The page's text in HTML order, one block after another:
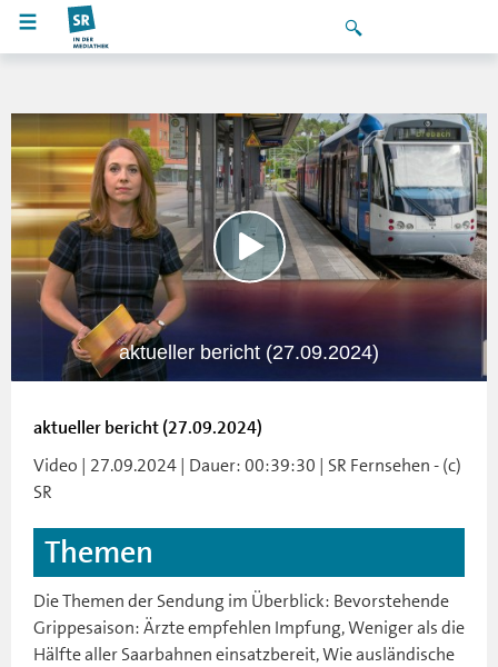
aktueller bericht (27.09.2024)
aktueller bericht (27.09.2024)
Video | 27.09.2024 | Dauer: 00:39:30 | SR Fernsehen - (c)
SR
Themen
Die Themen der Sendung im Überblick: Bevorstehende
Grippesaison: Ärzte empfehlen Impfung, Weniger als die
Hälfte aller Saarbahnen einsatzbereit, Wie ausländische